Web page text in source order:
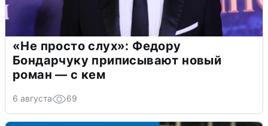
«Не просто слух»: Федору
Бондарчуку приписывают новый
роман — с кем
6 августа 69